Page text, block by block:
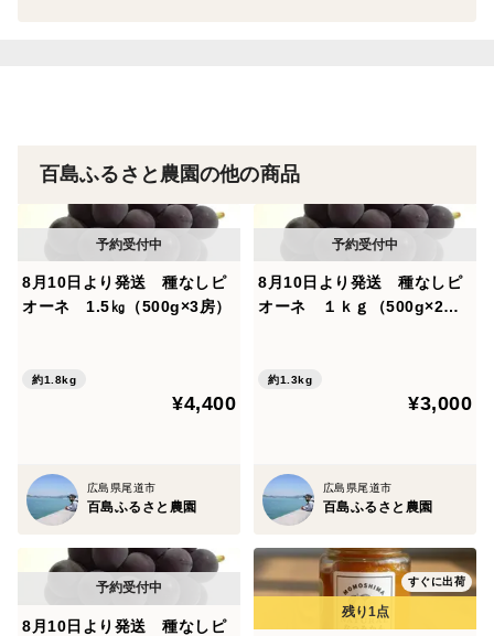
賞味期限 2月20日まで(冷蔵保存)開封後はお早めにお
召し上がりください。
冷凍することで、夏まで保存することができます。暑い
解凍後はお早めにお召し上がりください。
原材料 西条柿
賞味期限 ２０２６．２．２０
百島ふるさと農園の他の商品
8月10日より発送 種なしピ
オーネ 1.5㎏（500g×3房）
約1.8kg
¥4,400
広島県尾道市
百島ふるさと農園
8月10日より発送 種なしピ
オーネ １ｋｇ（500g×2
約1.3kg
¥3,000
広島県尾道市
百島ふるさと農園
8月10日より発送 種なしピ
すぐに出荷